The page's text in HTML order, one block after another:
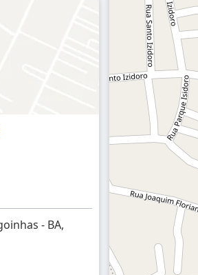
- BA,